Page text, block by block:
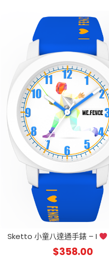
Sketto 小童八達通手錶 – I
$358.00